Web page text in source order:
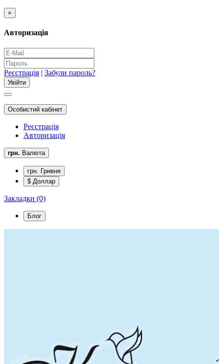
×
Авторизація
Реєстрація | Забули пароль?
Особистий кабінет
Реєстрація
Авторизація
грн. Валюта
грн. Гривня
$ Доллар
Закладки (0)
Блог